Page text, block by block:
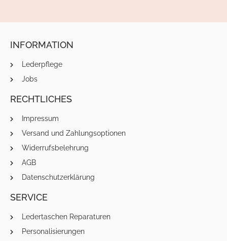
INFORMATION
Lederpflege
Jobs
RECHTLICHES
Impressum
Versand und Zahlungsoptionen
Widerrufsbelehrung
AGB
Datenschutzerklärung
SERVICE
Ledertaschen Reparaturen
Personalisierungen